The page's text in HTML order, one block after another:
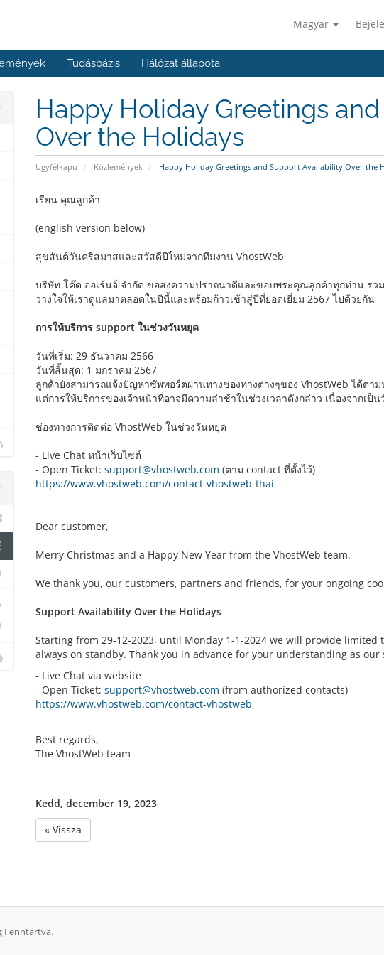
Magyar
Tudásbázis Hálózat állapota
Happy Holiday Greetings
Over the Holidays
Ügyfélkapu Közlemények Happy Holiday Greetings and Support Availability Over the
เรียน คุณลูกค้า
(english version below)
สุขสันต์วันคริสมาสและสวัสดีปีใหม่จากทีมงาน VhostWeb
บริษัท โค๊ด ออเร้นจ์ จำกัด ขอส่งความปราถนาดีและขอบพระคุณลูกค้าทุกท่าน รว
วางใจให้เราดูแลมาตลอดในปีนี้และพร้อมก้าวเข้าสู่ปีที่ยอดเยี่ยม 2567 ไปด้วยกัน
การให้บริการ support ในช่วงวันหยุด
วันที่เริ่ม: 29 ธันวาคม 2566
วันที่สิ้นสุด: 1 มกราคม 2567
ลูกค้ายังสามารถแจ้งปัญหาซัพพอร์ตผ่านทางช่องทางต่างๆของ VhostWeb ได้ตาม
แต่การให้บริการของเจ้าหน้าที่อาจมีความล่าช้าในช่วงเวลาดังกล่าว เนื่องจากเป็
ช่องทางการติดต่อ VhostWeb ในช่วงวันหยุด
- Live Chat หน้าเว็บไซต์
- Open Ticket: support@vhostweb.com (ตาม contact ที่ตั้งไว้)
https://www.vhostweb.com/contact-vhostweb-thai
Dear customer,
Merry Christmas and a Happy New Year from the VhostWeb team.
We thank you, our customers, partners and friends, for your ongoing
Support Availability Over the Holidays
Starting from 29-12-2023, until Monday 1-1-2024 we will provide
always on standby. Thank you in advance for your understanding as
- Live Chat via website
- Open Ticket: support@vhostweb.com (from authorized contacts)
https://www.vhostweb.com/contact-vhostweb
Best regards,
The VhostWeb team
Kedd, december 19, 2023
« Vissza
Fenntartva.